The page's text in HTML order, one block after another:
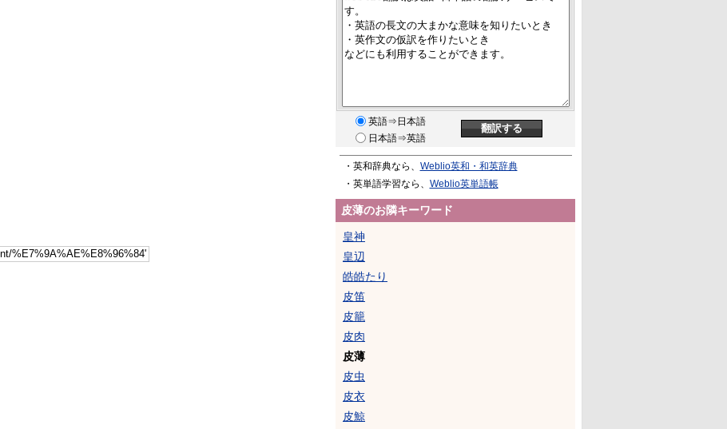
英語⇒日本語
日本語⇒英語
・英和辞典なら、 Weblio英和・和英辞典
・英単語学習なら、 Weblio英単語帳
皮薄のお隣キーワード
皇神
皇辺
皓皓たり
皮笛
皮籠
皮肉
皮薄
皮虫
皮衣
皮鯨